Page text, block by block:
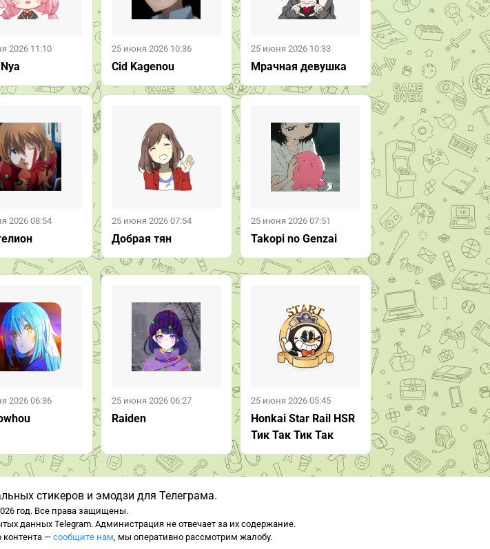
2026 11:10 25 июня 2026 10:36
Cid Kagenou
25 июня 2026 10:33
Мрачная девушка
2026 08:54 25 июня 2026 07:54
Добрая тян
25 июня 2026 07:51
Takopi no Genzai
2026 06:36 25 июня 2026 06:27
Raiden
25 июня 2026 05:45
Honkai Star Rail HSR
Тик Так Тик Так
стикеров и эмодзи для Телеграма.
год. Все права защищены.
данных Telegram. Администрация не отвечает за их содержание.
—сообщите нам, мы оперативно рассмотрим жалобу.